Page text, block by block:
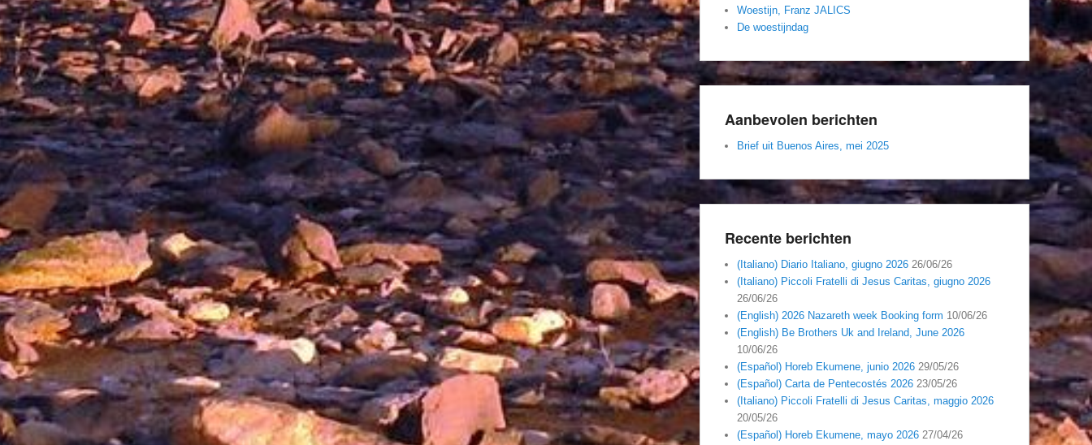
Woestijn, Franz JALICS
De woestijndag
Aanbevolen berichten
Brief uit Buenos Aires, mei 2025
Recente berichten
(Italiano) Diario Italiano, giugno 2026 26/06/26
(Italiano) Piccoli Fratelli di Jesus Caritas, giugno 2026
26/06/26
(English) 2026 Nazareth week Booking form 10/06/26
(English) Be Brothers Uk and Ireland, June 2026
10/06/26
(Español) Horeb Ekumene, junio 2026 29/05/26
(Español) Carta de Pentecostés 2026 23/05/26
(Italiano) Piccoli Fratelli di Jesus Caritas, maggio 2026
20/05/26
(Español) Horeb Ekumene, mayo 2026 27/04/26